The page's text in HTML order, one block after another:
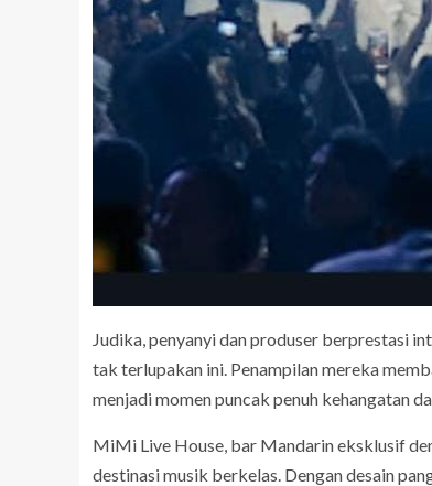
Judika, penyanyi dan produser berprestasi
tak terlupakan ini. Penampilan mereka
menjadi momen puncak penuh kehangatan
MiMi Live House, bar Mandarin eksklusif
destinasi musik berkelas. Dengan desain